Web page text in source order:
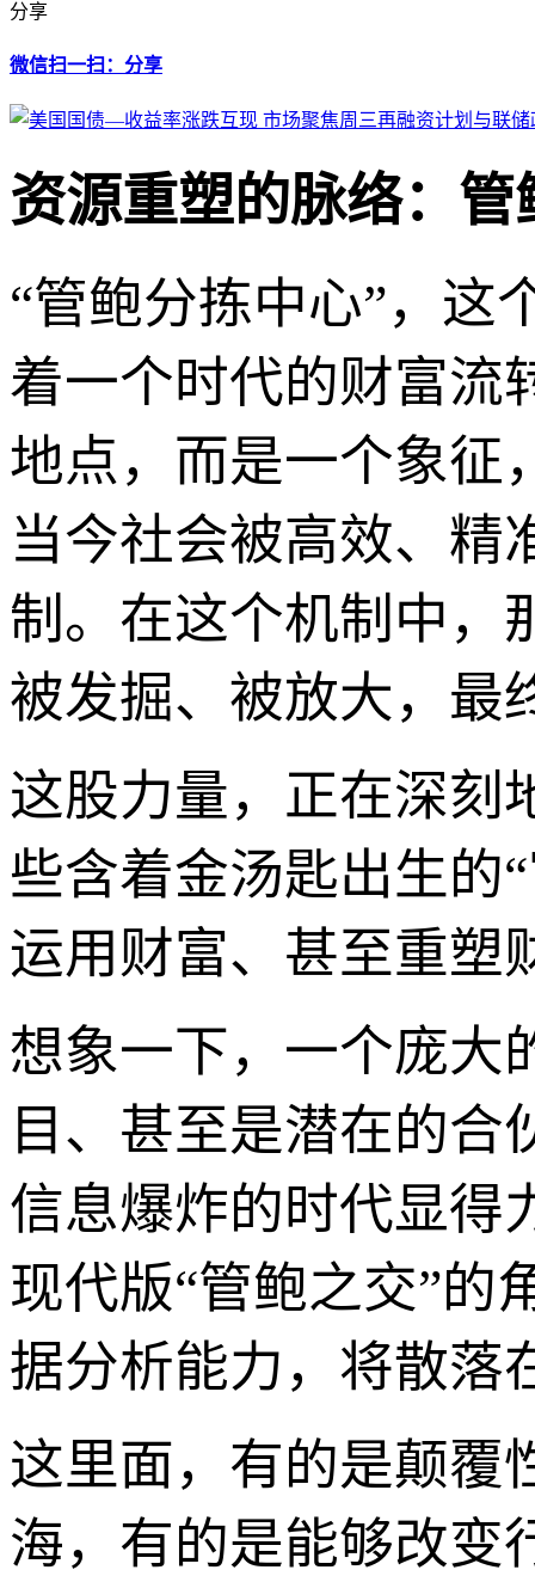
分享
微信扫一扫：分享
资源重塑的脉络：
“管鲍分拣中心”，这
着一个时代的财富流
地点，而是一个象征
当今社会被高效、精
制。在这个机制中，
被发掘、被放大，最
这股力量，正在深刻
些含着金汤匙出生的
运用财富、甚至重塑
想象一下，一个庞大
目、甚至是潜在的合
信息爆炸的时代显得
现代版“管鲍之交”的
据分析能力，将散落
这里面，有的是颠覆
海，有的是能够改变